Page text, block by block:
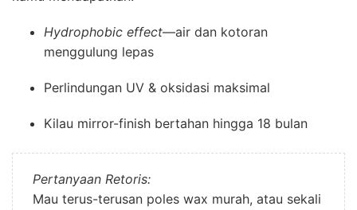
Hydrophobic effect—air dan kotoran
menggulung lepas
Perlindungan UV & oksidasi maksimal
Kilau mirror-finish bertahan hingga 18 bulan
Pertanyaan Retoris:
Mau terus-terusan poles wax murah, atau sekali